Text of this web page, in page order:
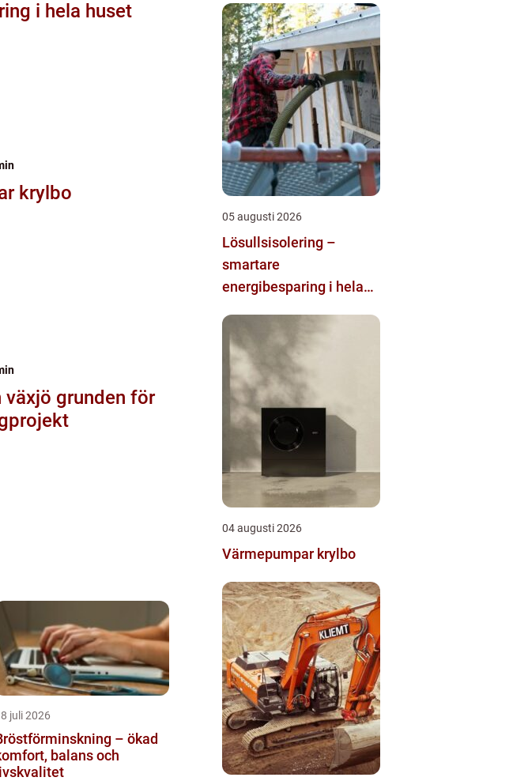
i hela huset
krylbo
för
juli 2026
– ökad
balans och
livskvalitet
05 augusti 2026
Lösullsisolering –
smartare
energibesparing i hela
04 augusti 2026
Värmepumpar krylbo